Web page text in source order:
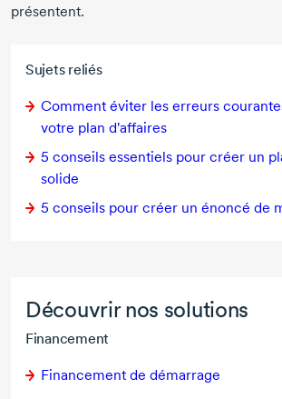
Sujets reliés
Comment éviter les erreurs
votre plan d'affaires
5 conseils essentiels pour créer un
solide
5 conseils pour créer un énoncé de
Découvrir nos solutions
Financement
Financement de démarrage
présentent.